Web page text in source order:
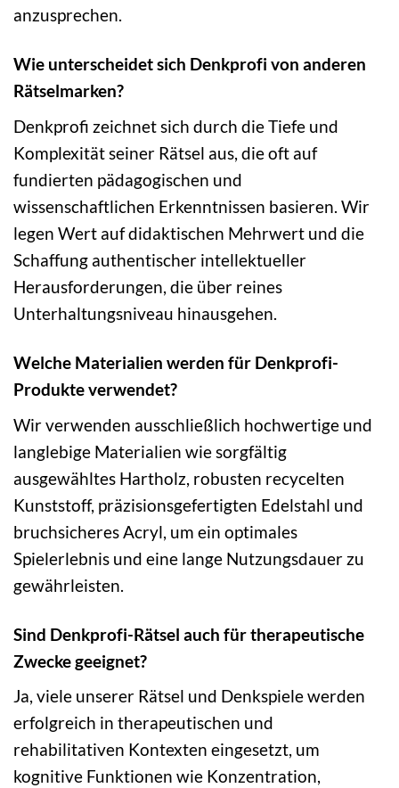
anzusprechen.
Wie unterscheidet sich Denkprofi von anderen
Rätselmarken?
Denkprofi zeichnet sich durch die Tiefe und
Komplexität seiner Rätsel aus, die oft auf
fundierten pädagogischen und
wissenschaftlichen Erkenntnissen basieren. Wir
legen Wert auf didaktischen Mehrwert und die
Schaffung authentischer intellektueller
Herausforderungen, die über reines
Unterhaltungsniveau hinausgehen.
Welche Materialien werden für Denkprofi-
Produkte verwendet?
Wir verwenden ausschließlich hochwertige und
langlebige Materialien wie sorgfältig
ausgewähltes Hartholz, robusten recycelten
Kunststoff, präzisionsgefertigten Edelstahl und
bruchsicheres Acryl, um ein optimales
Spielerlebnis und eine lange Nutzungsdauer zu
gewährleisten.
Sind Denkprofi-Rätsel auch für therapeutische
Zwecke geeignet?
Ja, viele unserer Rätsel und Denkspiele werden
erfolgreich in therapeutischen und
rehabilitativen Kontexten eingesetzt, um
kognitive Funktionen wie Konzentration,